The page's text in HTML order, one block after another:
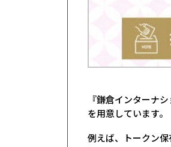
『鎌倉インターナ
を用意しています。
例えば、トークン